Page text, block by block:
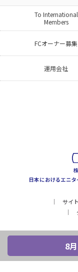
8
To International
Members
FCオーナー募集
運用会社
サイ
Copyright ©